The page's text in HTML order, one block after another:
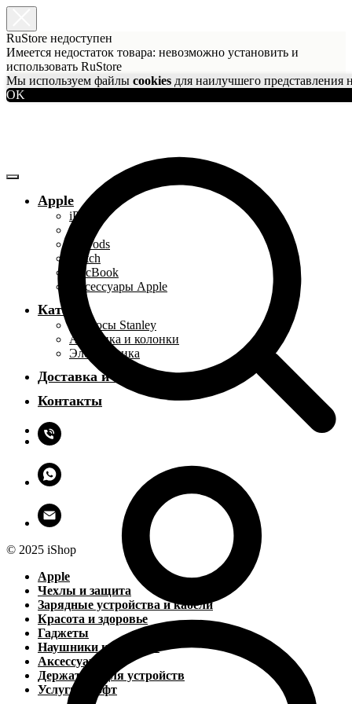
RuStore недоступен
Имеется недостаток товара: невозможно установить и
использовать RuStore
Мы используем файлы cookies для наилучшего представления
OK
Apple
iPhone
iPad
AirPods
Watch
MacBook
Аксессуары Apple
Каталог
Термосы Stanley
Акустика и колонки
Электроника
Доставка и оплата
Контакты
© 2025 iShop
Apple
Чехлы и защита
Зарядные устройства и кабели
Красота и здоровье
Гаджеты
Наушники и колонки
Аксессуары
Держатели для устройств
Услуги и софт